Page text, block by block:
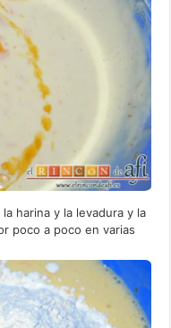
harina y la levadura y la
poco a poco en varias